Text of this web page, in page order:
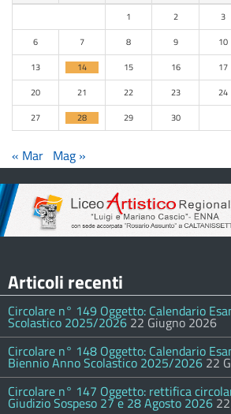
1 2 3
6
7 8 9 10
13
14 15 16 17
20
21 22 23 24
27
28 29 30
« Mar Mag »
Articoli recenti
Circolare n° 149 Oggetto: Calendario
Scolastico 2025/2026 22 Giugno 2026
Circolare n° 148 Oggetto: Calendario
Biennio Anno Scolastico 2025/2026 22
Circolare n° 147 Oggetto: rettifica
Giudizio Sospeso 27 e 28 Agosto 2026